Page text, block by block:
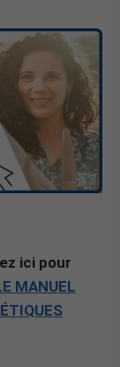
ici pour
MANUEL